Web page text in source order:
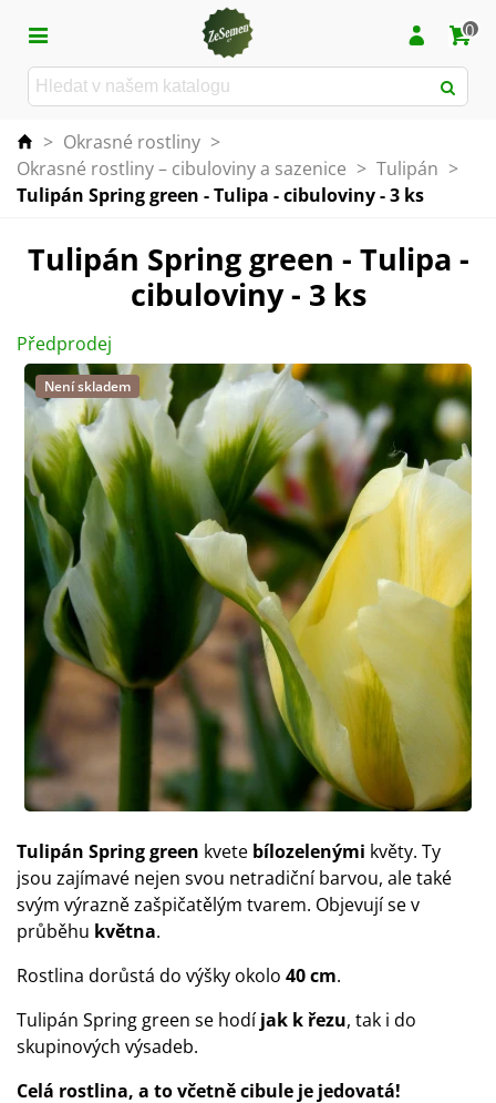
0
> Okrasné rostliny >
Okrasné rostliny – cibuloviny a sazenice > Tulipán >
Tulipán Spring green - Tulipa - cibuloviny - 3 ks
Tulipán Spring green - Tulipa -
cibuloviny - 3 ks
Předprodej
Není skladem
Tulipán Spring green kvete bílozelenými květy. Ty
jsou zajímavé nejen svou netradiční barvou, ale také
svým výrazně zašpičatělým tvarem. Objevují se v
průběhu května.
Rostlina dorůstá do výšky okolo 40 cm.
Tulipán Spring green se hodíjak k řezu, tak i do
skupinových výsadeb.
Celá rostlina, a to včetně cibule je jedovatá!